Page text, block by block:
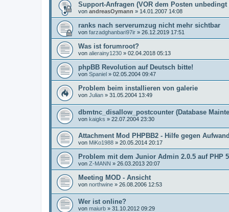
Support-Anfragen (VOR dem Posten unbedingt
von andreasOymann » 14.01.2007 14:08
ranks nach serverumzug nicht mehr sichtbar
von farzadghanbari97ir » 26.12.2019 17:51
Was ist forumroot?
von alierainy1230 » 02.04.2018 05:13
phpBB Revolution auf Deutsch bitte!
von Spaniel » 02.05.2004 09:47
Problem beim installieren von galerie
von Julian » 31.05.2004 13:49
dbmtnc_disallow_postcounter (Database
von kaigks » 22.07.2004 23:30
Attachment Mod PHPBB2 - Hilfe gegen
von MiKo1988 » 20.05.2014 20:17
Problem mit dem Junior Admin 2.0.5 auf PHP
von Z-MANN » 26.03.2013 20:07
Meeting MOD - Ansicht
von northwine » 26.08.2006 12:53
Wer ist online?
von maiurb » 31.10.2012 09:29